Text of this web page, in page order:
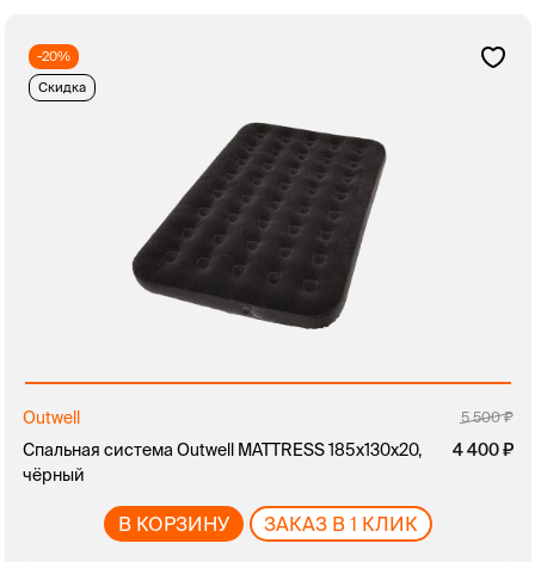
-20%
Скидка
Outwell 5 500
Спальная система Outwell MATTRESS 185x130x20,
чёрный
4 400
В КОРЗИНУ ЗАКАЗ В 1 КЛИК